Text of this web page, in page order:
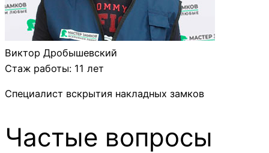
Виктор Дробышевский
Стаж работы: 11 лет
Специалист вскрытия накладных замков
Частые вопросы